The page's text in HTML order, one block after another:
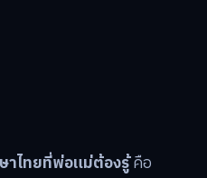
าไทยที่พ่อแม่ต้องรู้คือ